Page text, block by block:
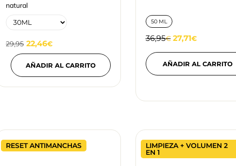
natural
29,95 22,46€
AÑADIR AL CARRITO
50 ML
36,95€ 27,71€
AÑADIR AL CARRITO
RESET ANTIMANCHAS LIMPIEZA + VOLUMEN 2
EN 1